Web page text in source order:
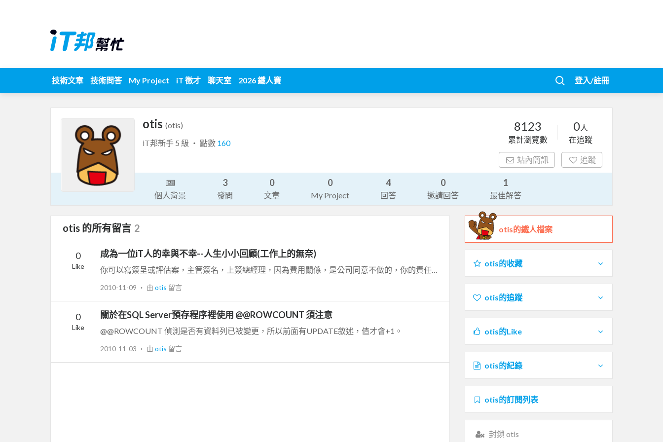
技術文章 技術問答 My Project iT 徵才 聊天室 2026 鐵人賽 登入/註冊
otis (otis)
iT邦新手 5 級 ‧ 點數 160
8123
累計瀏覽數
0人
在追蹤
站內簡訊 追蹤
個人背景
3
發問
0
文章
0
My Project
4
回答
0
邀請回答
1
最佳解答
otis 的所有留言 2
0
Like
成為一位iT人的幸與不幸--人生小小回顧(工作上的無奈)
2010-11-09 ‧ 由 otis 留言
0
Like
關於在SQL Server預存程序裡使用 @@ROWCOUNT 須注意
@@ROWCOUNT 偵測是否有資料列已被變更，所以前面有UPDATE敘述，值才會+1。
2010-11-03 ‧ 由 otis 留言
otis的鐵人檔案
otis的收藏
otis的追蹤
otis的Like
otis的紀錄
otis的訂閱列表
封鎖 otis